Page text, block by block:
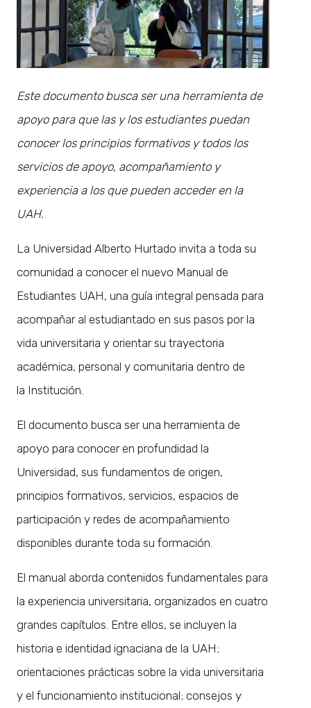
Este documento busca ser una herramienta de
apoyo para que las y los estudiantes puedan
conocer los principios formativos y todos los
servicios de apoyo, acompañamiento y
experiencia a los que pueden acceder en la
UAH.
La Universidad Alberto Hurtado invita a toda su
comunidad a conocer el nuevo Manual de
Estudiantes UAH, una guía integral pensada para
acompañar al estudiantado en sus pasos por la
vida universitaria y orientar su trayectoria
académica, personal y comunitaria dentro de
la Institución.
El documento busca ser una herramienta de
apoyo para conocer en profundidad la
Universidad, sus fundamentos de origen,
principios formativos, servicios, espacios de
participación y redes de acompañamiento
disponibles durante toda su formación.
El manual aborda contenidos fundamentales para
la experiencia universitaria, organizados en cuatro
grandes capítulos. Entre ellos, se incluyen la
historia e identidad ignaciana de la UAH;
orientaciones prácticas sobre la vida universitaria
y el funcionamiento institucional; consejos y